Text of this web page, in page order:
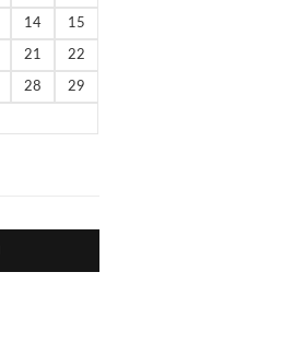
14 15
21 22
28 29